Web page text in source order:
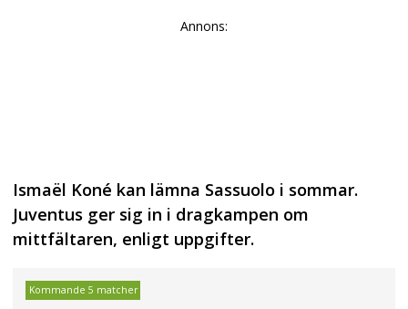
Annons:
Ismaël Koné kan lämna Sassuolo i sommar.
Juventus ger sig in i dragkampen om
mittfältaren, enligt uppgifter.
Kommande 5 matcher